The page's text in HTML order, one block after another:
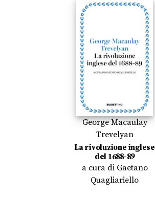
George Macaulay
Trevelyan
La rivoluzione inglese
del 1688-89
a cura di Gaetano
Quagliariello